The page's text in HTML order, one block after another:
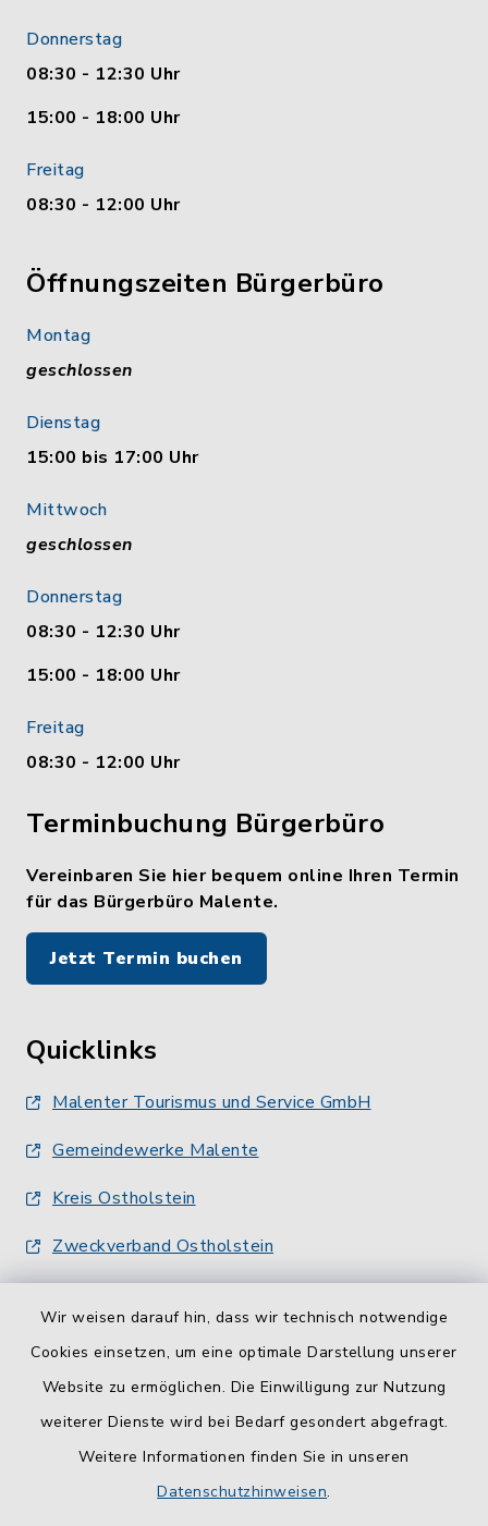
Wir weisen darauf hin, dass wir technisch notwendige
Cookies einsetzen, um eine optimale Darstellung unserer
Website zu ermöglichen. Die Einwilligung zur Nutzung
weiterer Dienste wird bei Bedarf gesondert abgefragt.
Weitere Informationen finden Sie in unseren
Datenschutzhinweisen.
Donnerstag
08:30 - 12:30 Uhr
15:00 - 18:00 Uhr
Freitag
08:30 - 12:00 Uhr
Öffnungszeiten Bürgerbüro
Montag
geschlossen
Dienstag
15:00 bis 17:00 Uhr
Mittwoch
geschlossen
Donnerstag
08:30 - 12:30 Uhr
15:00 - 18:00 Uhr
Freitag
08:30 - 12:00 Uhr
Terminbuchung Bürgerbüro
Vereinbaren Sie hier bequem online Ihren Termin
für das Bürgerbüro Malente.
Jetzt Termin buchen
Quicklinks
Malenter Tourismus und Service GmbH
Gemeindewerke Malente
Kreis Ostholstein
Zweckverband Ostholstein
Barrierefreiheit